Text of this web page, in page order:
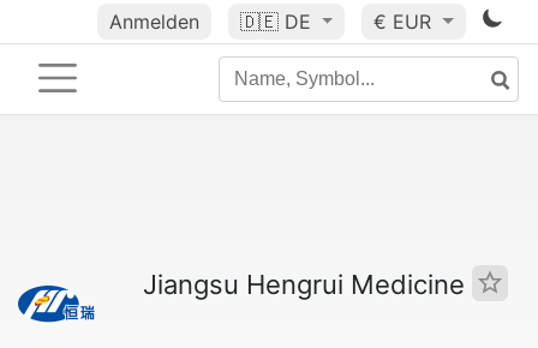
Anmelden 🇩🇪 DE € EUR
Jiangsu Hengrui Medicine